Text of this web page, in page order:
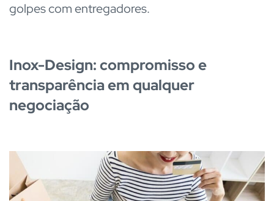
golpes com entregadores.
Inox-Design: compromisso e
transparência em qualquer
negociação